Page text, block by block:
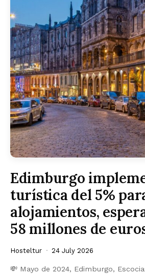
Edimburgo
turística del 5%
alojamientos,
58 millones de
Hosteltur 24 July 2026
💸 Mayo de 2024, Edimburgo,